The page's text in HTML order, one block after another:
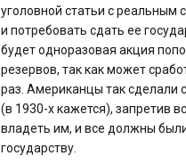
уголовной статьи с реальным
и потребовать сдать ее
будет одноразовая акция
резервов, так как может
раз. Американцы так сделали
(в 1930-х кажется), запретив
владеть им, и все должны
государству.